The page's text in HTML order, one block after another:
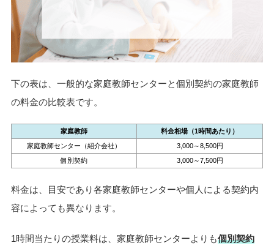
下の表は、一般的な家庭教師センターと個別契約の家庭教師
の料金の比較表です。
家庭教師
料金相場（1時間あたり）
家庭教師センター（紹介会社）
3,000～8,500円
個別契約
3,000～7,500円
料金は、目安であり各家庭教師センターや個人による契約内
容によっても異なります。
1時間当たりの授業料は、家庭教師センターよりも個別契約